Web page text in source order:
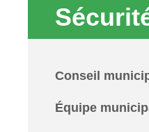
Conseil
Équipe